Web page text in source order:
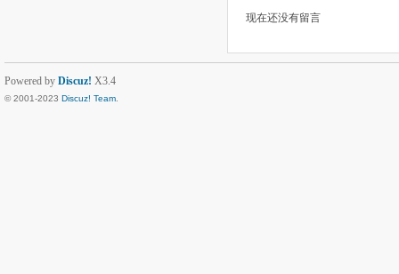
现在还没有留言
Powered by Discuz! X3.4
© 2001-2023 Discuz! Team